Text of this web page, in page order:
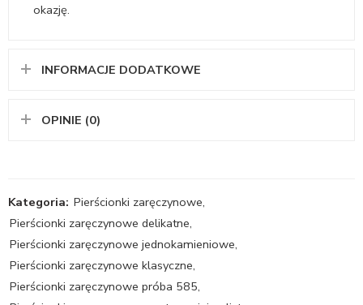
okazję.
INFORMACJE DODATKOWE
OPINIE (0)
Kategoria: Pierścionki zaręczynowe,
Pierścionki zaręczynowe delikatne,
Pierścionki zaręczynowe jednokamieniowe,
Pierścionki zaręczynowe klasyczne,
Pierścionki zaręczynowe próba 585,